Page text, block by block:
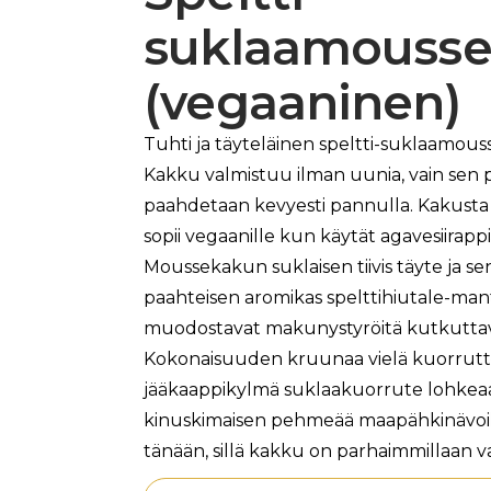
(vegaaninen)
Tuhti ja täyteläinen speltti-
Kakku valmistuu ilman uunia, vain sen
paahdetaan kevyesti pannulla. Kakusta
sopii vegaanille kun käytät
Moussekakun suklaisen tiivis täyte ja
paahteisen aromikas spelttihiutale-
muodostavat makunystyröitä
Kokonaisuuden kruunaa vielä
jääkaappikylmä suklaakuorrute
kinuskimaisen pehmeää
tänään, sillä kakku on parhaimmillaan